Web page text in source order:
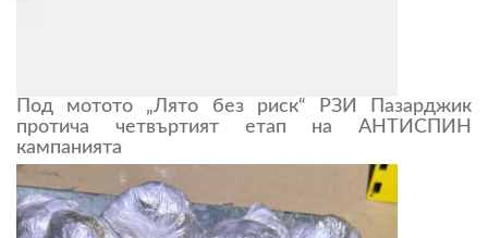
Под мотото „Лято без риск“ РЗИ Пазарджик
протича четвъртият етап на АНТИСПИН
кампанията